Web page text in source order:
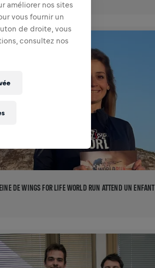
DE WINGS FOR LIFE WORLD RUN ATTEND UN ENFANT
améliorer nos sites
vous fournir un
de droite, vous
consultez nos